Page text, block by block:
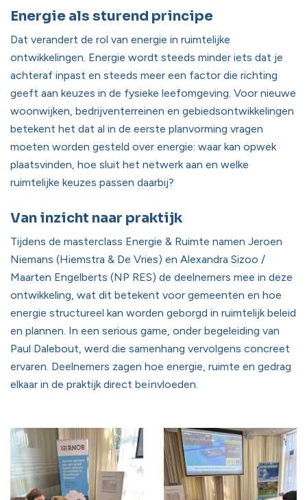
Energie als sturend principe
Dat verandert de rol van energie in ruimtelijke
ontwikkelingen. Energie wordt steeds minder iets dat je
achteraf inpast en steeds meer een factor die richting
geeft aan keuzes in de fysieke leefomgeving. Voor nieuwe
woonwijken, bedrijventerreinen en gebiedsontwikkelingen
betekent het dat al in de eerste planvorming vragen
moeten worden gesteld over energie: waar kan opwek
plaatsvinden, hoe sluit het netwerk aan en welke
ruimtelijke keuzes passen daarbij?
Van inzicht naar praktijk
Tijdens de masterclass Energie & Ruimte namen Jeroen
Niemans (Hiemstra & De Vries) en Alexandra Sizoo /
Maarten Engelberts (NP RES) de deelnemers mee in deze
ontwikkeling, wat dit betekent voor gemeenten en hoe
energie structureel kan worden geborgd in ruimtelijk beleid
en plannen. In een serious game, onder begeleiding van
Paul Dalebout, werd die samenhang vervolgens concreet
ervaren. Deelnemers zagen hoe energie, ruimte en gedrag
elkaar in de praktijk direct beïnvloeden.